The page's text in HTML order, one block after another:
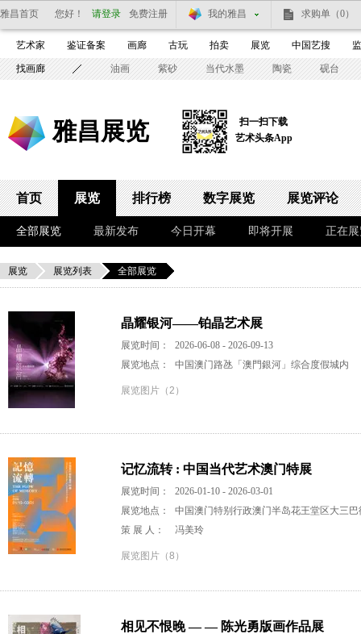
雅昌首页 您好！ 请登录 免费注册 我的雅昌 求购单 （0）
艺术家 鉴证备案 画廊 古玩 拍卖 展览 中国艺搜
找画廊 油画 紫砂 当代水墨 陶瓷 砚台
雅昌展览
扫一扫下载
艺术头条App
首页 展览 排行榜 数字展览 展览评论
全部展览 最新发布 今日开幕 即将开展 正在
展览 展览列表 全部展览
晶耀银河——铂晶艺术展
展览时间：
2026-06-08 - 2026-09-13
展览地点：
中国澳门路氹「澳門銀河」综合度假城内
展览图片（2）
记忆流转 : 中国当代艺术澳门特展
展览时间：
2026-01-10 - 2026-03-01
展览地点：
中国澳门特别行政澳门半岛花王堂区大三
策 展 人：
冯美玲
展览图片（8）
相见不恨晚 — — 陈光勇版画作品展